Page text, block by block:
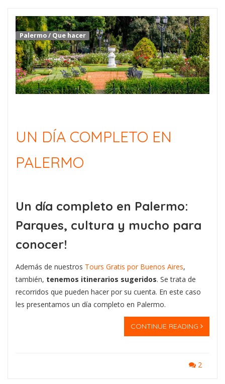
Palermo/ Que hacer
UN DÍA COMPLETO EN
PALERMO
Un día completo en Palermo:
Parques, cultura y mucho para
conocer!
Además de nuestros Tours Gratis por Buenos Aires,
también, tenemos itinerarios sugeridos. Se trata de
recorridos que pueden hacer por su cuenta. En este caso
les presentamos un día completo en Palermo.
CONTINUE READING
2